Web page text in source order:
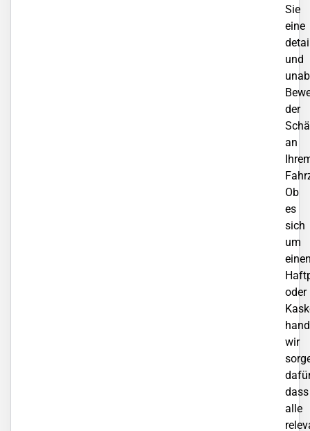
Sie
eine
und
der
an
Ob
es
sich
um
oder
wir
dass
alle